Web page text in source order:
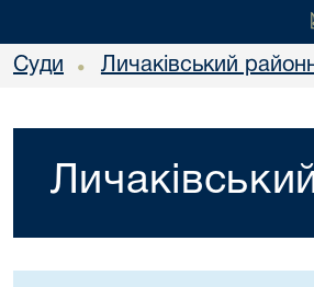
Суди • Личаківський